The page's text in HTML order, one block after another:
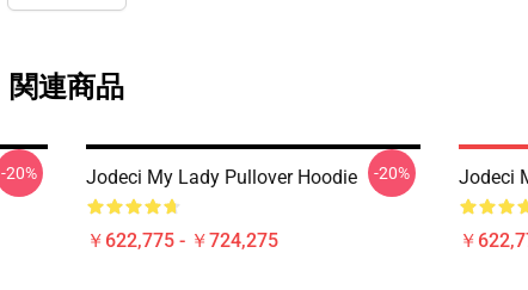
関連商品
-20% Jodeci My Lady Pullover Hoodie
￥622,775 - ￥724,275
-20% Jodeci
￥